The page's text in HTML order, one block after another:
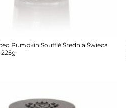
Pumpkin Soufflé Średnia Świeca